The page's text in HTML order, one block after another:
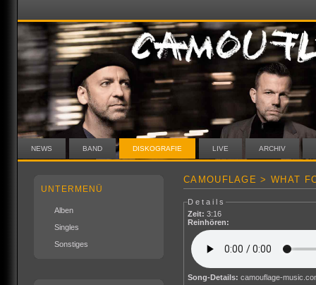
NEWS BAND DISKOGRAFIE LIVE ARCHIV
UNTERMENÜ
Alben
Singles
Sonstiges
CAMOUFLAGE > WHAT
Details
Zeit: 3:16
Reinhören:
Song-Details: camouflage-